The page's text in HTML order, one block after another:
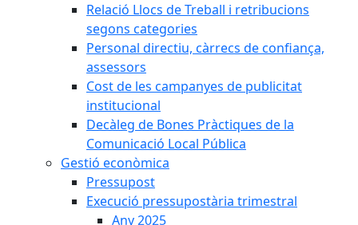
Relació Llocs de Treball i retribucions
segons categories
Personal directiu, càrrecs de confiança,
assessors
Cost de les campanyes de publicitat
institucional
Decàleg de Bones Pràctiques de la
Comunicació Local Pública
Gestió econòmica
Pressupost
Execució pressupostària trimestral
Any 2025